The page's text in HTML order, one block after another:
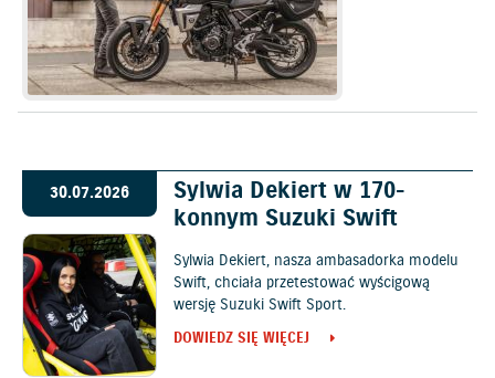
30.07.2026
Sylwia Dekiert w 170-
konnym Suzuki Swift
Sylwia Dekiert, nasza ambasadorka modelu
Swift, chciała przetestować wyścigową
wersję Suzuki Swift Sport.
DOWIEDZ SIĘ WIĘCEJ